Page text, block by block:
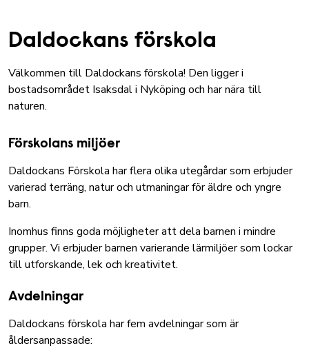
Daldockans förskola
Välkommen till Daldockans förskola! Den ligger i
bostadsområdet Isaksdal i Nyköping och har nära till
naturen.
Förskolans miljöer
Daldockans Förskola har flera olika utegårdar som erbjuder
varierad terräng, natur och utmaningar för äldre och yngre
barn.
Inomhus finns goda möjligheter att dela barnen i mindre
grupper. Vi erbjuder barnen varierande lärmiljöer som lockar
till utforskande, lek och kreativitet.
Avdelningar
Daldockans förskola har fem avdelningar som är
åldersanpassade: